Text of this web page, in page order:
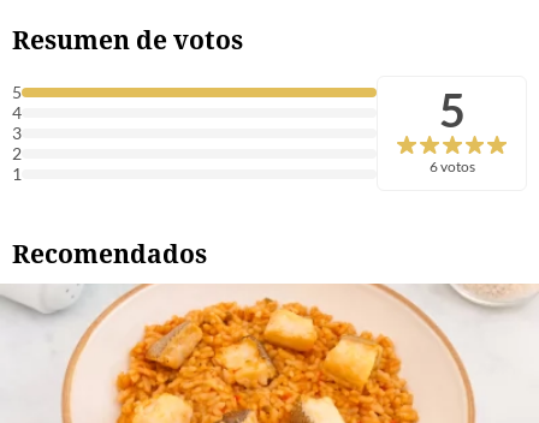
Resumen de votos
5
4
3
2
1
5
6 votos
Recomendados